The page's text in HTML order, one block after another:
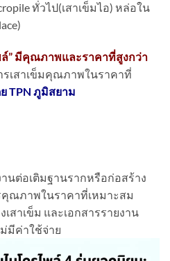
ทั่วไป(เสาเข็มไอ) หล่อใน
ล์” มีคุณภาพและราคาที่สูงกว่า
รเสาเข็มคุณภาพในราคาที่
TPN ภูมิสยาม
านต่อเติมฐานรากหรือก่อสร้าง
ณภาพในราคาที่เหมาะสม
สาเข็ม และเอกสารรายงาน
มีค่าใช้จ่าย